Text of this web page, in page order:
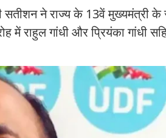
ने राज्य के 13वें मुख्यमंत्री
में राहुल गांधी और प्रियंका गांधी